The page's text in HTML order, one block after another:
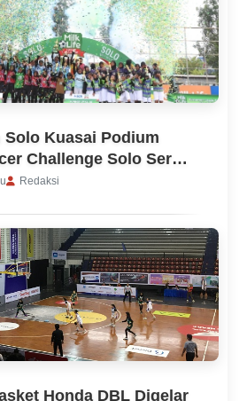
Solo Kuasai Podium
Challenge Solo Seri 1
Redaksi
Honda DBL Digelar